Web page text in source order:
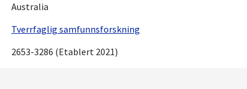
Australia
Tverrfaglig samfunnsforskning
2653-3286 (Etablert 2021)